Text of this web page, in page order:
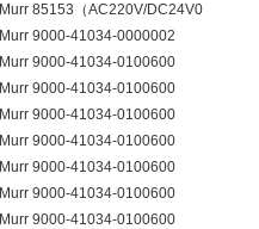
Murr 85153（AC220V/DC24V0
Murr 9000-41034-0000002
Murr 9000-41034-0100600
Murr 9000-41034-0100600
Murr 9000-41034-0100600
Murr 9000-41034-0100600
Murr 9000-41034-0100600
Murr 9000-41034-0100600
Murr 9000-41034-0100600